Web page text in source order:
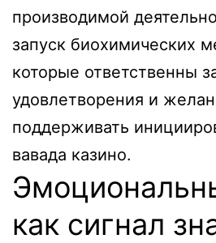
производимой
запуск биохимических
которые ответственны
удовлетворения и
поддерживать
вавада казино.
как сигнал